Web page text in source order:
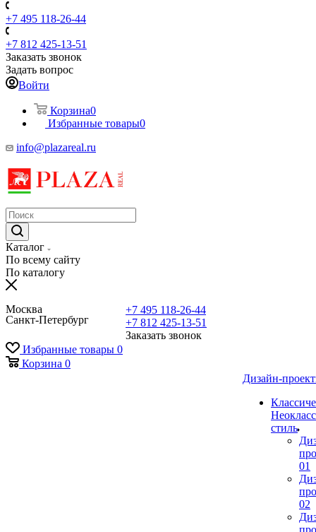
+7 495 118-26-44
+7 812 425-13-51
Заказать звонок
Задать вопрос
Войти
Корзина0
Избранные товары0
info@plazareal.ru
Каталог
По всему сайту
По каталогу
Москва
Санкт-Петербург
+7 495 118-26-44
+7 812 425-13-51
Заказать звонок
Избранные товары 0
Корзина 0
Дизайн-
стиль
01
02